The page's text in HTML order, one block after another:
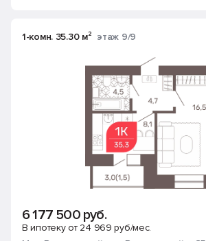
1-комн. 35.30 м² этаж 9/9
6 177 500 руб.
В ипотеку от 24 969 руб/мес.